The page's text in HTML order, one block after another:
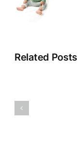
Related Posts